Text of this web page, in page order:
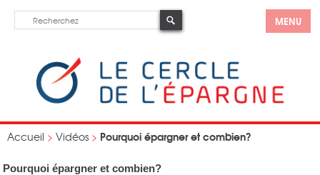
MENU
Accueil > Vidéos > Pourquoi épargner et combien?
Pourquoi épargner et combien?